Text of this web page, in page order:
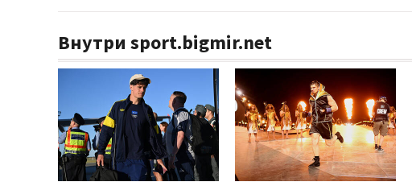
Внутри sport.bigmir.net